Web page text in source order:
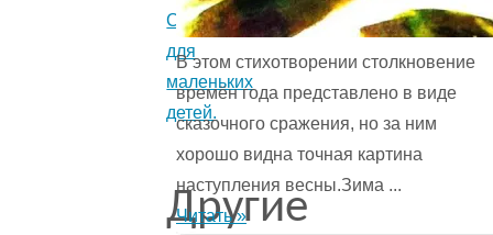
Стихотворение
для
маленьких
детей.
Другие
В этом стихотворении столкновение
времён года представ­лено в виде
сказочного сражения, но за ним
хорошо видна точная картина
наступления весны.Зима ...
Читать »